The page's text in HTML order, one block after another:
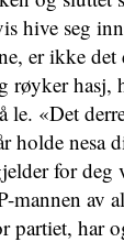
hive seg
er ikke
røyker hasj,
le. «Det
holde nesa
for deg
mannen av
partiet, har